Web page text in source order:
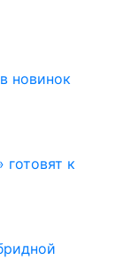
новинок
к